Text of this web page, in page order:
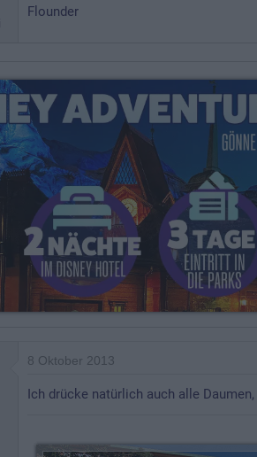
Flounder
8 Oktober 2013
Ich drücke natürlich auch alle